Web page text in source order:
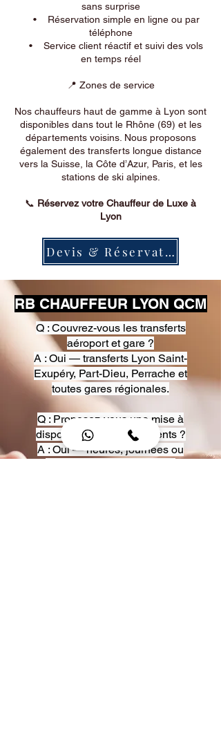
sans surprise
• Réservation simple en ligne ou par
téléphone
• Service client réactif et suivi des vols
en temps réel
📍 Zones de service
Nos chauffeurs haut de gamme à Lyon sont
disponibles dans tout le Rhône (69) et les
départements voisins. Nous proposons
également des transferts longue distance
vers la Suisse, la Côte d’Azur, Paris, et les
stations de ski alpines.
📞 Réservez votre Chauffeur de Luxe à
Lyon
Devis & Réservation
RB CHAUFFEUR LYON QCM
Q : Couvrez-vous les transferts
aéroport et gare ?
A : Oui — transferts Lyon Saint-
Exupéry, Part-Dieu, Perrache et
toutes gares régionales.
Q : Proposez-vous une mise à
disposition pour événements ?
A : Oui — heures, journées ou